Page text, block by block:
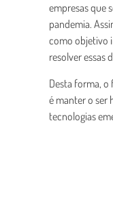
empresas que
pandemia.
como objetivo
resolver essas
Desta forma,
é manter o ser
tecnologias